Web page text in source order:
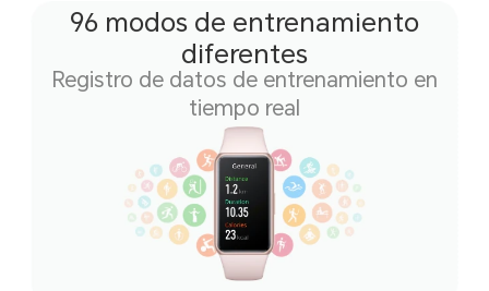
96 modos de entrenamiento
diferentes
Registro de datos de entrenamiento en
tiempo real